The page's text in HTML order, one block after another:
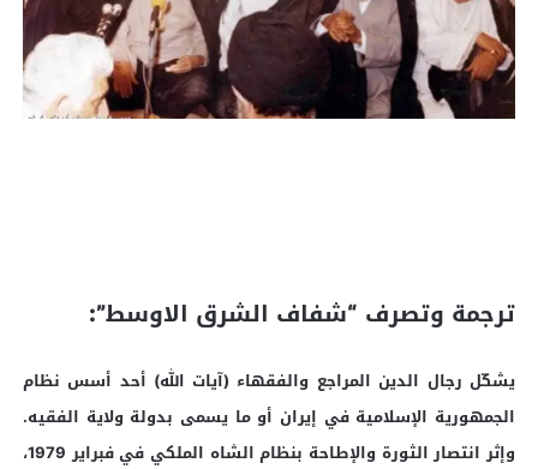
ترجمة وتصرف “شفاف الشرق الاوسط”:
يشكّل رجال الدين المراجع والفقهاء (آيات الله) أحد أسس نظام
الجمهورية الإسلامية في إيران أو ما يسمى بدولة ولاية الفقيه.
وإثر انتصار الثورة والإطاحة بنظام الشاه الملكي في فبراير 1979،